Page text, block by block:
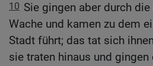
10 Sie gingen aber durch
Wache und kamen zu dem
Stadt führt; das tat sich
sie traten hinaus und gingen